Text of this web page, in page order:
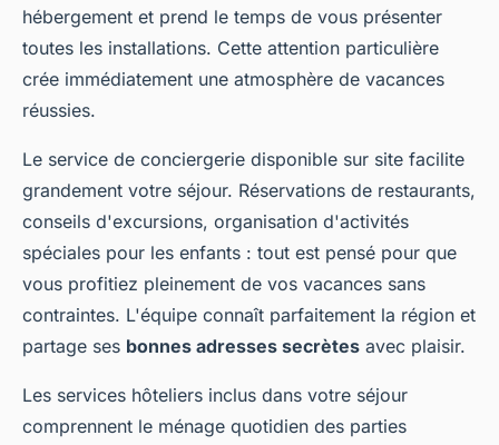
hébergement et prend le temps de vous présenter
toutes les installations. Cette attention particulière
crée immédiatement une atmosphère de vacances
réussies.
Le service de conciergerie disponible sur site facilite
grandement votre séjour. Réservations de restaurants,
conseils d'excursions, organisation d'activités
spéciales pour les enfants : tout est pensé pour que
vous profitiez pleinement de vos vacances sans
contraintes. L'équipe connaît parfaitement la région et
partage ses bonnes adresses secrètes avec plaisir.
Les services hôteliers inclus dans votre séjour
comprennent le ménage quotidien des parties